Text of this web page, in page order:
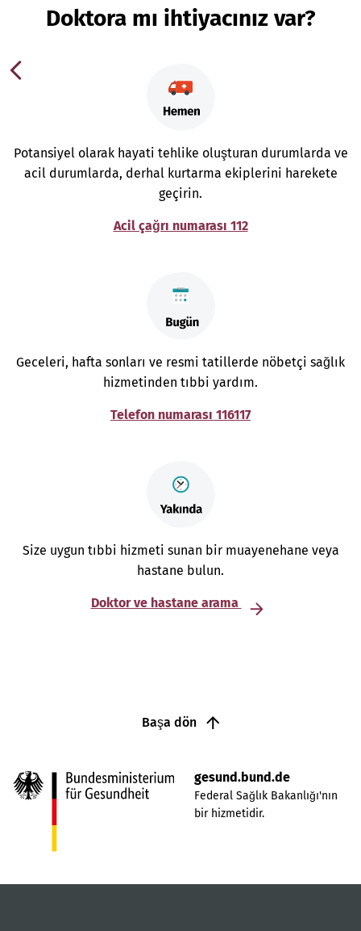
Doktora mı ihtiyacınız var?
Potansiyel olarak hayati tehlike oluşturan durumlarda ve
acil durumlarda, derhal kurtarma ekiplerini harekete
geçirin.
Acil çağrı numarası 112
Geceleri, hafta sonları ve resmi tatillerde nöbetçi sağlık
hizmetinden tıbbi yardım.
Telefon numarası 116117
Size uygun tıbbi hizmeti sunan bir muayenehane veya
hastane bulun.
Doktor ve hastane arama
Başa dön
gesund.bund.de
Federal Sağlık Bakanlığı'nın
bir hizmetidir.